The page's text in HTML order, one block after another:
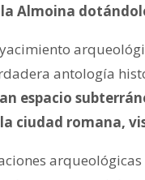
Almoina
antología
espacio
ciudad romana,